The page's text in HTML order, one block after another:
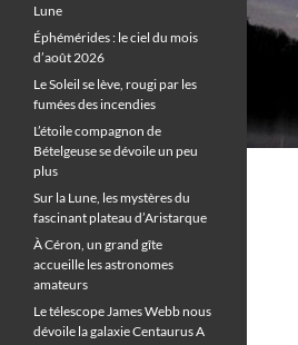
Lune
Éphémérides : le ciel du mois
d’août 2026
Le Soleil se lève, rougi par les
fumées des incendies
L’étoile compagnon de
Bételgeuse se dévoile un peu
plus
Sur la Lune, les mystères du
fascinant plateau d’Aristarque
À Céron, un grand gîte
accueille les astronomes
amateurs
Le télescope James Webb nous
dévoile la galaxie Centaurus A